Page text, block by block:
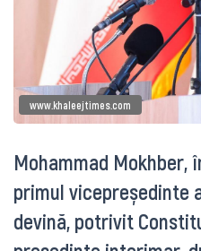
www.khaleejtimes.com
Mohammad Mokhber,
primul vicepreședinte
devină, potrivit